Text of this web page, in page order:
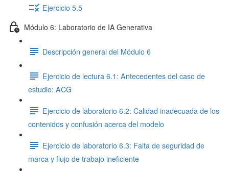
Ejercicio 5.5
Módulo 6: Laboratorio de IA Generativa
Descripción general del Módulo 6
Ejercicio de lectura 6.1: Antecedentes del caso de
estudio: ACG
Ejercicio de laboratorio 6.2: Calidad inadecuada de los
contenidos y confusión acerca del modelo
Ejercicio de laboratorio 6.3: Falta de seguridad de
marca y flujo de trabajo ineficiente